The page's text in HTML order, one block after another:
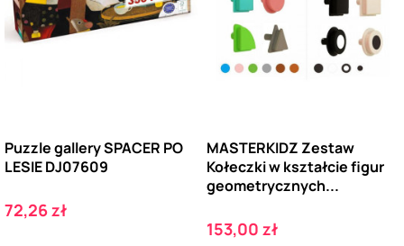
Puzzle gallery SPACER PO
LESIE DJ07609
Cena
72,26 zł
MASTERKIDZ Zestaw
Kołeczki w kształcie figur
geometrycznych...
Cena
153,00 zł